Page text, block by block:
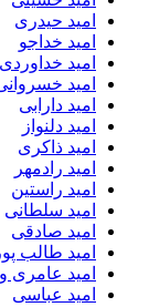
امید حیدری
امید خداجو
امید خداوردی
امید
امید دارابی
امید دلنواز
امید ذاکری
امید رادمهر
امید راستین
امید سلطانی
امید صادقی
امید طالب پور
امید عامری
امید عباسی